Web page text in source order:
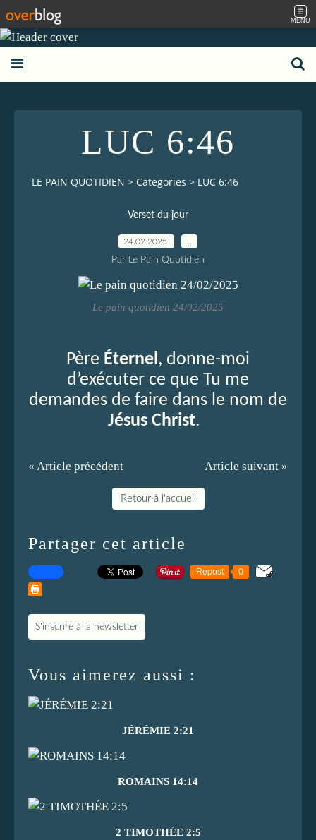
MENU
LUC 6:46
LE PAIN QUOTIDIEN > Categories > LUC 6:46
Verset du jour
24.02.2025
Par Le Pain Quotidien
Le pain quotidien 24/02/2025
Père Éternel, donne-moi
d’exécuter ce que Tu me
demandes de faire dans le nom de
Jésus Christ.
« Article précédent Article suivant »
Retour à l'accueil
Partager cet article
Repost 0
S'inscrire à la newsletter
Vous aimerez aussi :
JÉRÉMIE 2:21
ROMAINS 14:14
2 TIMOTHÉE 2:5